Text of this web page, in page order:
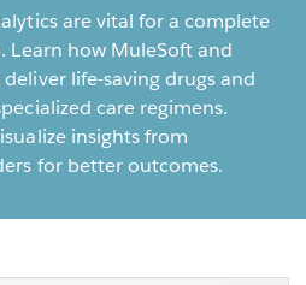
are vital for a complete
Learn how MuleSoft and
life-saving drugs and
care regimens.
insights from
for better outcomes.